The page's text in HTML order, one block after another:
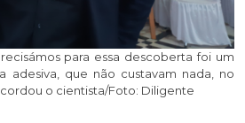
para essa descoberta foi um
que não custavam nada, no
o cientista/Foto: Diligente